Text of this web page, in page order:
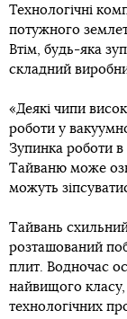
Технологічні
потужного
Втім, будь-яка
складний
«Деякі чипи
роботи у
Зупинка роботи
Тайваню може
можуть
Тайвань
розташований
плит. Водночас
найвищого
технологічних